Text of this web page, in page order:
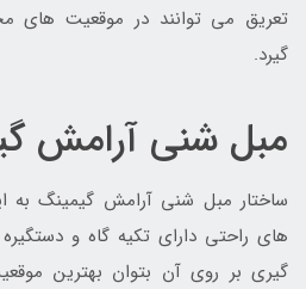
تعریق می توانند در موقعیت های
گیرد.
مبل شنی آرامش
ساختار مبل شنی آرامش گیمینگ به
های راحتی دارای تکیه گاه و
گیری بر روی آن بتوان بهترین